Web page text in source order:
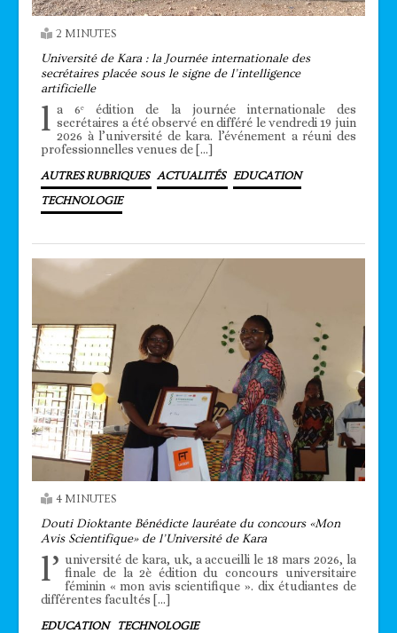
2 MINUTES
Université de Kara : la Journée internationale des
secrétaires placée sous le signe de l’intelligence
artificielle
l a 6ᵉ édition de la journée internationale des
secrétaires a été observé en différé le vendredi 19 juin
2026 à l’université de kara. l’événement a réuni des
professionnelles venues de […]
AUTRES RUBRIQUES ACTUALITÉS EDUCATION
TECHNOLOGIE
4 MINUTES
Douti Dioktante Bénédicte lauréate du concours «Mon
Avis Scientifique» de l’Université de Kara
l’ université de kara, uk, a accueilli le 18 mars 2026, la
finale de la 2è édition du concours universitaire
féminin « mon avis scientifique ». dix étudiantes de
différentes facultés […]
EDUCATION TECHNOLOGIE